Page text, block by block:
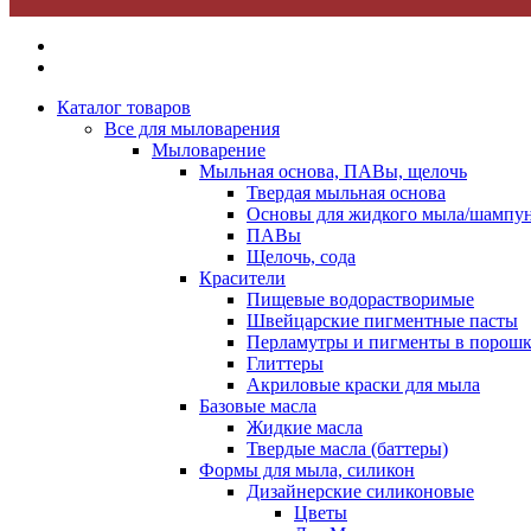
Каталог товаров
Все для мыловарения
Мыловарение
Мыльная основа, ПАВы, щелочь
Твердая мыльная основа
Основы для жидкого мыла/
ПАВы
Щелочь, сода
Красители
Пищевые водорастворимые
Швейцарские пигментные пасты
Перламутры и пигменты в
Глиттеры
Акриловые краски для мыла
Базовые масла
Жидкие масла
Твердые масла (баттеры)
Формы для мыла, силикон
Дизайнерские силиконовые
Цветы